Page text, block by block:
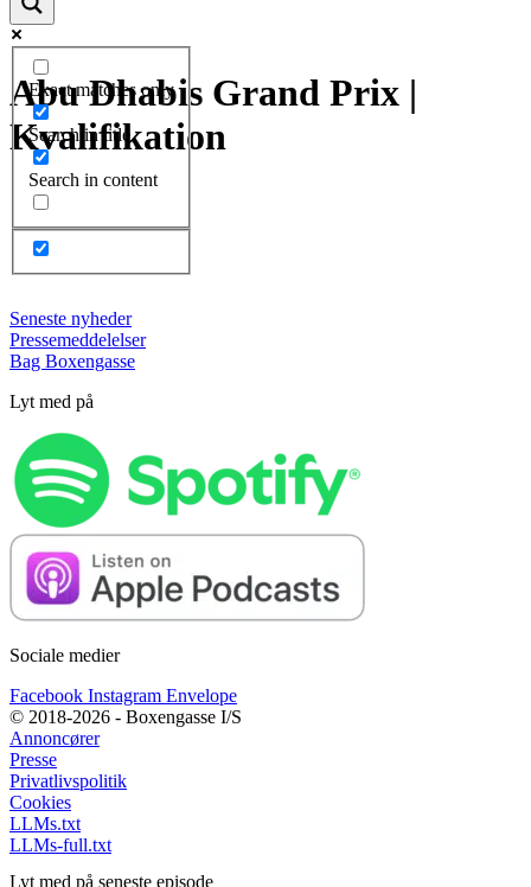
Exact matches only
Search in title
Search in content
Abu Dhabis Grand Prix |
Kvalifikation
Seneste nyheder
Pressemeddelelser
Bag Boxengasse
Lyt med på
Sociale medier
Facebook Instagram Envelope
© 2018-2026 - Boxengasse I/S
Annoncører
Presse
Privatlivspolitik
Cookies
LLMs.txt
LLMs-full.txt
Lyt med på seneste episode